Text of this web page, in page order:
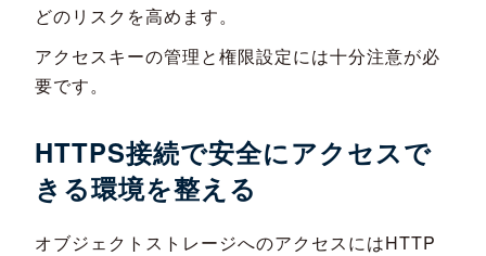
どのリスクを高めます。
アクセスキーの管理と権限設定には十分注意が必
要です。
HTTPS接続で安全にアクセスで
きる環境を整える
オブジェクトストレージへのアクセスにはHTTP